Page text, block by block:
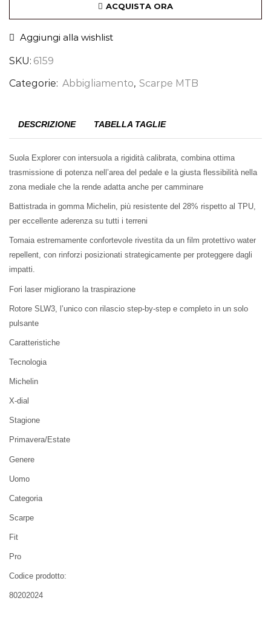
ACQUISTA ORA
Aggiungi alla wishlist
SKU: 6159
Categorie: Abbigliamento, Scarpe MTB
DESCRIZIONE TABELLA TAGLIE
Suola Explorer con intersuola a rigidità calibrata, combina ottima
trasmissione di potenza nell’area del pedale e la giusta flessibilità nella
zona mediale che la rende adatta anche per camminare
Battistrada in gomma Michelin, più resistente del 28% rispetto al TPU,
per eccellente aderenza su tutti i terreni
Tomaia estremamente confortevole rivestita da un film protettivo water
repellent, con rinforzi posizionati strategicamente per proteggere dagli
impatti.
Fori laser migliorano la traspirazione
Rotore SLW3, l’unico con rilascio step-by-step e completo in un solo
pulsante
Caratteristiche
Tecnologia
Michelin
X-dial
Stagione
Primavera/Estate
Genere
Uomo
Categoria
Scarpe
Fit
Pro
Codice prodotto:
80202024